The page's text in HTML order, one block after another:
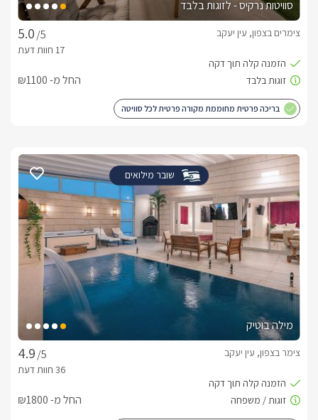
סוויטות נרקיס - לזוגות בלבד
/5
צימרים בצפון, עין יעקב
החל מ- ₪1100
בריכה פרטית מחוממת מקורה פרטית לכל סוויטה
שובר מילואים
מילה בוטיק
/5
צימר בצפון, עין יעקב
החל מ- ₪1800